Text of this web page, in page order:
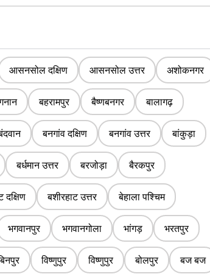
आसनसोल दक्षिण आसनसोल उत्तर अशोकनगर
बहरामपुर बैष्णबनगर बालागढ़
बनगांव दक्षिण बनगांव उत्तर बांकुड़ा
बर्धमान उत्तर बरजोड़ा बैरकपुर
दक्षिण बशीरहाट उत्तर बेहाला पश्चिम
भगवानपुर भगवानगोला भांगड़ भरतपुर
विष्णुपुर विष्णुपुर बोलपुर बज बज